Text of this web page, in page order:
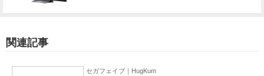
関連記事
セガフェイブ｜HugKum